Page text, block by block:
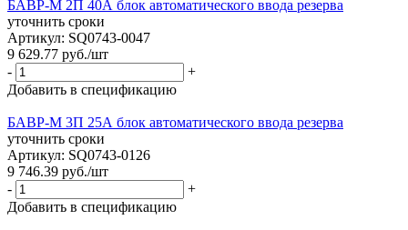
БАВР-М 2П 40А блок автоматического ввода резерва
уточнить сроки
Артикул: SQ0743-0047
9 629.77 руб./шт
-
+
Добавить в спецификацию
БАВР-М 3П 25А блок автоматического ввода резерва
уточнить сроки
Артикул: SQ0743-0126
9 746.39 руб./шт
-
+
Добавить в спецификацию